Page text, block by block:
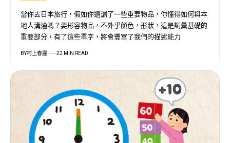
當你去日本旅行，假如你遺漏了一些重要物品，你懂得如何與本
地人溝通嗎？要形容物品，不外乎顏色，形狀，這是詞彙基礎的
重要部分，有了這些單字，將會豐富了我們的描述能力
BY村上春麗 22 MIN READ